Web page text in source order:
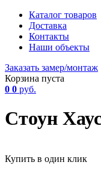
Каталог товаров
Доставка
Контакты
Наши объекты
Заказать замер/монтаж
Корзина пуста
0 0 руб.
Стоун
Купить в один клик